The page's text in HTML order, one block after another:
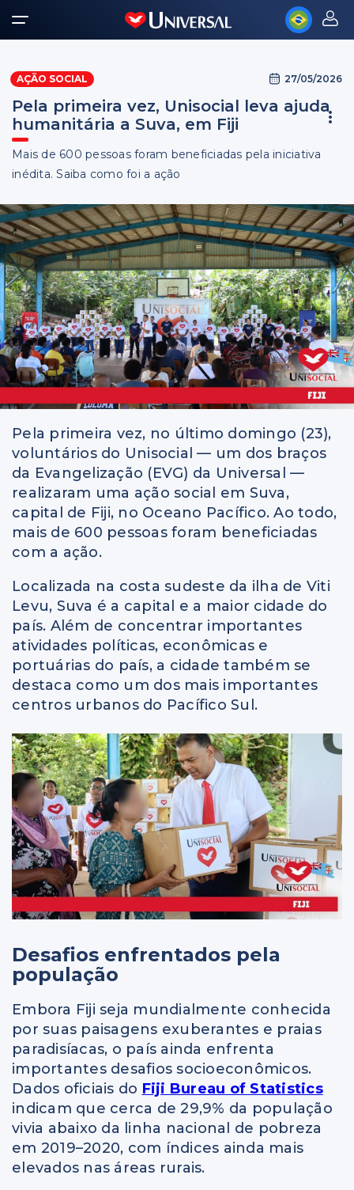
AÇÃO SOCIAL 27/05/2026
Pela primeira vez, Unisocial leva ajuda
humanitária a Suva, em Fiji
Mais de 600 pessoas foram beneficiadas pela iniciativa
inédita. Saiba como foi a ação
Pela primeira vez, no último domingo (23),
voluntários do Unisocial — um dos braços
da Evangelização (EVG) da Universal —
realizaram uma ação social em Suva,
capital de Fiji, no Oceano Pacífico. Ao todo,
mais de 600 pessoas foram beneficiadas
com a ação.
Localizada na costa sudeste da ilha de Viti
Levu, Suva é a capital e a maior cidade do
país. Além de concentrar importantes
atividades políticas, econômicas e
portuárias do país, a cidade também se
destaca como um dos mais importantes
centros urbanos do Pacífico Sul.
Desafios enfrentados pela
população
Embora Fiji seja mundialmente conhecida
por suas paisagens exuberantes e praias
paradisíacas, o país ainda enfrenta
importantes desafios socioeconômicos.
Dados oficiais do Fiji Bureau of Statistics
indicam que cerca de 29,9% da população
vivia abaixo da linha nacional de pobreza
em 2019–2020, com índices ainda mais
elevados nas áreas rurais.